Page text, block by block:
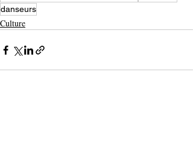
danseurs
Culture